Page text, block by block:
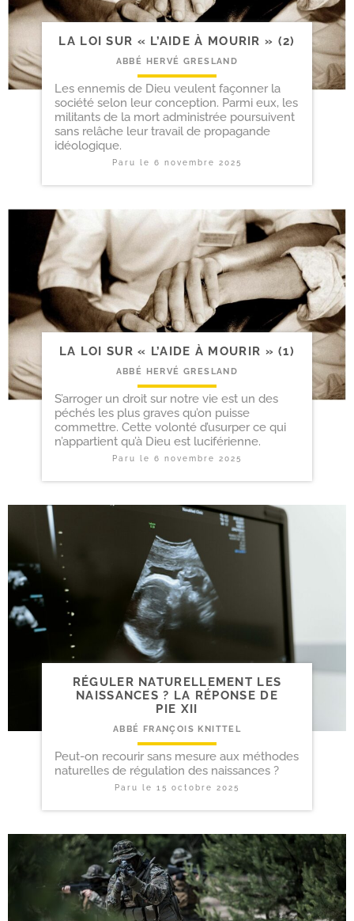
LA LOI SUR « L’AIDE À MOURIR » (2)
ABBÉ HERVÉ GRESLAND
Les ennemis de Dieu veulent façonner la
société selon leur conception. Parmi eux, les
militants de la mort administrée poursuivent
sans relâche leur travail de propagande
idéologique.
Paru le 6 novembre 2025
LA LOI SUR « L’AIDE À MOURIR » (1)
ABBÉ HERVÉ GRESLAND
S’arroger un droit sur notre vie est un des
péchés les plus graves qu’on puisse
commettre. Cette volonté d’usurper ce qui
n’appartient qu’à Dieu est luciférienne.
Paru le 6 novembre 2025
RÉGULER NATURELLEMENT LES
NAISSANCES ? LA RÉPONSE DE
PIE XII
ABBÉ FRANÇOIS KNITTEL
Peut-on recourir sans mesure aux méthodes
naturelles de régulation des naissances ?
Paru le 15 octobre 2025